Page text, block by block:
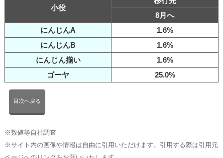
小役
8月へ
にんじんA
1.6%
にんじんB
1.6%
にんじん揃い
1.6%
ゴーヤ
25.0%
目次へ戻る
※数値等自社調査
※サイト内の画像や情報は自由に引用いただけます。引用する際は引用元